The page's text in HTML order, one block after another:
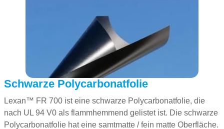
Schwarze Polycarbonatfolie
Lexan™ FR 700 ist eine schwarze Polycarbonatfolie, die
nach UL 94 V0 als flammhemmend gelistet ist. Die schwarze
Polycarbonatfolie hat eine samtmatte / fein matte Oberfläche.